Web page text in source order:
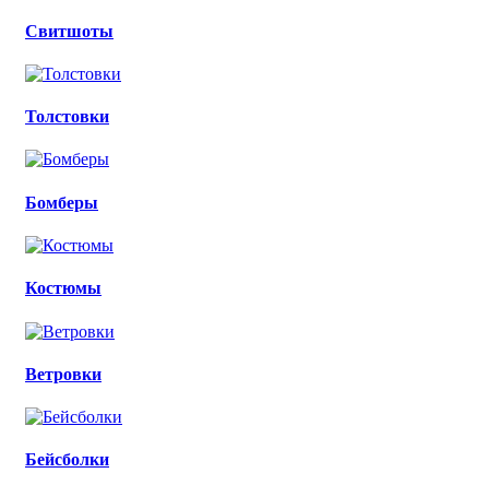
Свитшоты
Толстовки
Бомберы
Костюмы
Ветровки
Бейсболки